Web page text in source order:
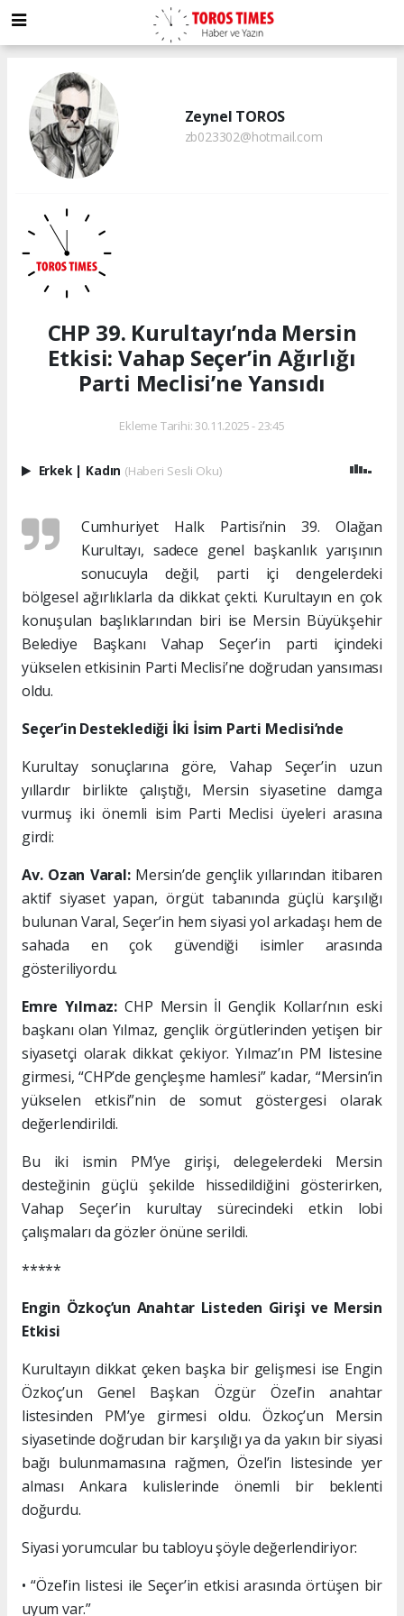
Zeynel TOROS
zb023302@hotmail.com
CHP 39. Kurultayı’nda Mersin
Etkisi: Vahap Seçer’in Ağırlığı
Parti Meclisi’ne Yansıdı
Ekleme Tarihi: 30.11.2025 - 23:45
Erkek Kadın (Haberi Sesli Oku)
Cumhuriyet Halk Partisi’nin 39. Olağan
Kurultayı, sadece genel başkanlık yarışının
sonucuyla değil, parti içi dengelerdeki
bölgesel ağırlıklarla da dikkat çekti. Kurultayın en çok
konuşulan başlıklarından biri ise Mersin Büyükşehir
Belediye Başkanı Vahap Seçer’in parti içindeki
yükselen etkisinin Parti Meclisi’ne doğrudan yansıması
oldu.
Seçer’in Desteklediği İki İsim Parti Meclisi’nde
Kurultay sonuçlarına göre, Vahap Seçer’in uzun
yıllardır birlikte çalıştığı, Mersin siyasetine damga
vurmuş iki önemli isim Parti Meclisi üyeleri arasına
girdi:
Av. Ozan Varal:Mersin’de gençlik yıllarından itibaren
aktif siyaset yapan, örgüt tabanında güçlü karşılığı
bulunan Varal, Seçer’in hem siyasi yol arkadaşı hem de
sahada en çok güvendiği isimler arasında
gösteriliyordu.
Emre Yılmaz:CHP Mersin İl Gençlik Kolları’nın eski
başkanı olan Yılmaz, gençlik örgütlerinden yetişen bir
siyasetçi olarak dikkat çekiyor. Yılmaz’ın PM listesine
girmesi, “CHP’de gençleşme hamlesi” kadar, “Mersin’in
yükselen etkisi”nin de somut göstergesi olarak
değerlendirildi.
Bu iki ismin PM’ye girişi, delegelerdeki Mersin
desteğinin güçlü şekilde hissedildiğini gösterirken,
Vahap Seçer’in kurultay sürecindeki etkin lobi
çalışmaları da gözler önüne serildi.
*****
Engin Özkoç’un Anahtar Listeden Girişi ve Mersin
Etkisi
Kurultayın dikkat çeken başka bir gelişmesi ise Engin
Özkoç’un Genel Başkan Özgür Özel’in anahtar
listesinden PM’ye girmesi oldu. Özkoç’un Mersin
siyasetinde doğrudan bir karşılığı ya da yakın bir siyasi
bağı bulunmamasına rağmen, Özel’in listesinde yer
alması Ankara kulislerinde önemli bir beklenti
doğurdu.
Siyasi yorumcular bu tabloyu şöyle değerlendiriyor:
• “Özel’in listesi ile Seçer’in etkisi arasında örtüşen bir
uyum var.”